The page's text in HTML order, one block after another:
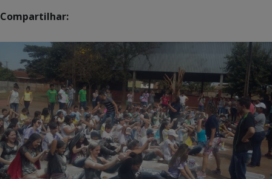
Compartilhar: